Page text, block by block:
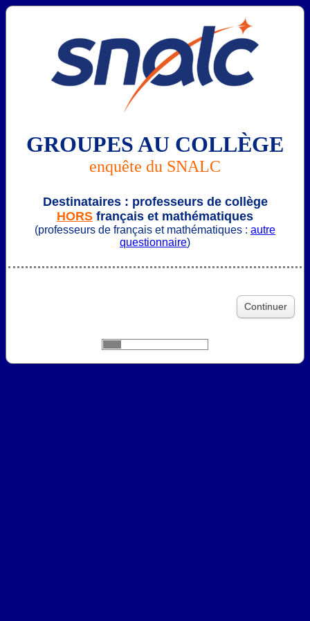
GROUPES AU COLLÈGE
enquête du SNALC
Destinataires : professeurs de collège
HORS français et mathématiques
(professeurs de français et mathématiques : autre
questionnaire)